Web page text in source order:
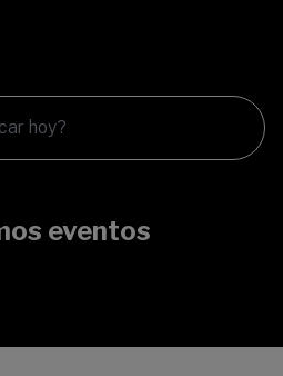
eventos